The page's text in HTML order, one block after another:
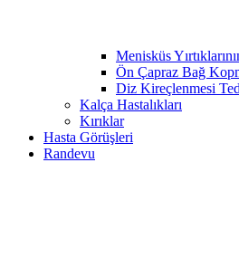
Menisküs
Ön Çapraz Bağ
Diz Kireçlenmesi
Kalça Hastalıkları
Kırıklar
Hasta Görüşleri
Randevu